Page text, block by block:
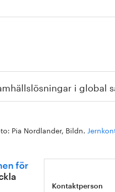
i global
Pia Nordlander, Bildn.
för
Kontaktperson